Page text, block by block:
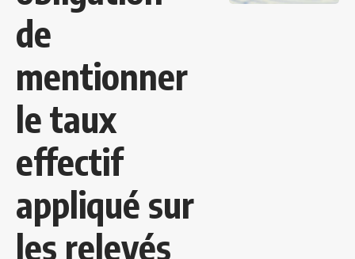
de
mentionner
le taux
effectif
appliqué sur
les relevés